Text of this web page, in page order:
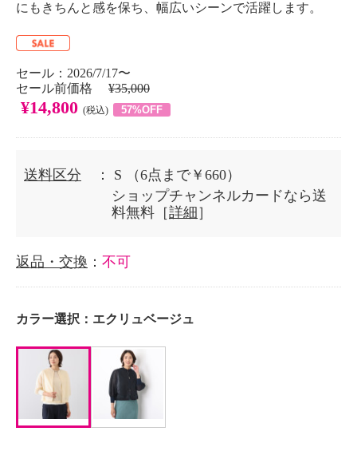
にもきちんと感を保ち、幅広いシーンで活躍します。
セール：2026/7/17〜
セール前価格 ¥35,000
¥14,800 (税込) 57%OFF
送料区分 ： S
（6点まで￥660）
ショップチャンネルカードなら送
料無料［詳細 ］
返品・交換 ： 不可
カラー選択： エクリュベージュ